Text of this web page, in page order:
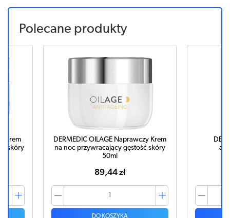
Polecane produkty
krem
skóry
DERMEDIC OILAGE Naprawczy Krem
na noc przywracający gęstość skóry
50ml
89,44 zł
DO KOSZYKA